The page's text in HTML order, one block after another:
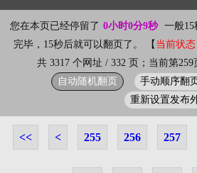
您在本页已经停留了 0小时0分9秒
一般
完毕，15秒后就可以翻页了。 【 当前状
共 3317 个网址 / 332 页；当前第259
自动随机翻页
手动顺序翻
重新设置发布
<< < 255 256 257